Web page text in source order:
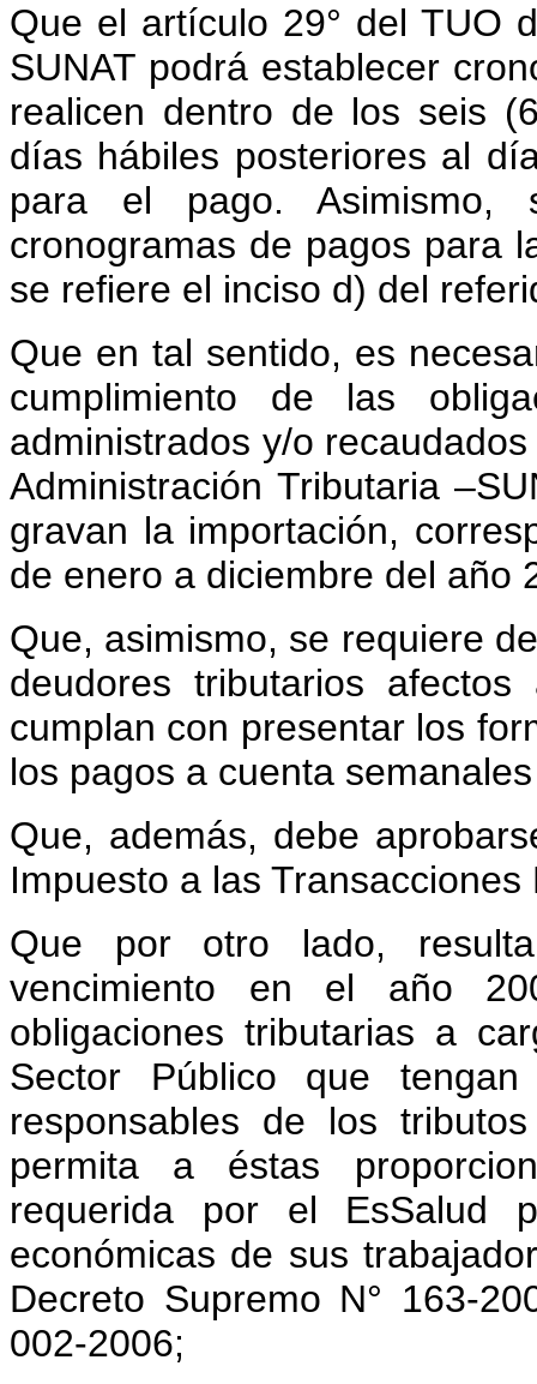
Que el artículo 29° del TUO
SUNAT podrá establecer
realicen dentro de los seis
días hábiles posteriores al
para el pago. Asimismo,
cronogramas de pagos para
se refiere el inciso d) del
Que en tal sentido, es
cumplimiento de las
administrados y/o
Administración Tributaria
gravan la importación,
de enero a diciembre del año
Que, asimismo, se requiere
deudores tributarios
cumplan con presentar los
los pagos a cuenta
Que, además, debe
Impuesto a las
Que por otro lado,
vencimiento en el año
obligaciones tributarias a
Sector Público que
responsables de los
permita a éstas
requerida por el EsSalud
económicas de sus
Decreto Supremo N° 163-
002-2006;